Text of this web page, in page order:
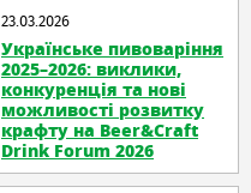
23.03.2026
Українське пивоваріння
2025–2026: виклики,
конкуренція та нові
можливості розвитку
крафту на Beer&Craft
Drink Forum 2026